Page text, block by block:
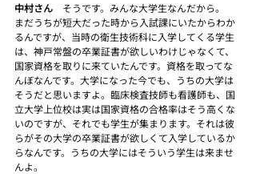
中村さん そうです。みんな大学生なんだから。
まだうちが短大だった時から入試課にいたからわか
るんですが、当時の衛生技術科に入学してくる学生
は、神戸常盤の卒業証書が欲しいわけじゃなくて、
国家資格を取りに来ていたんです。資格を取ってな
んぼなんです。大学になった今でも、うちの大学は
そうだと思いますよ。臨床検査技師も看護師も、国
立大学上位校は実は国家資格の合格率はそう高くな
いのですが、それでも学生が集まります。それは彼
らがその大学の卒業証書が欲しくて入学しているか
らなんです。うちの大学にはそういう学生は来ませ
んよ。